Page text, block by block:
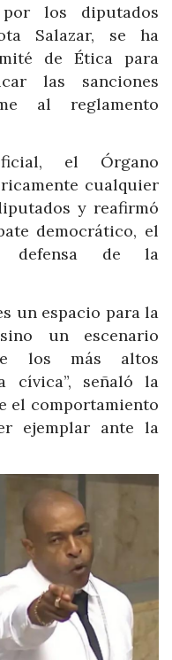
los diputados
Salazar, se ha
de Ética para
las sanciones
al reglamento
el Órgano
cualquier
y reafirmó
democrático, el
de la
un espacio para la
un escenario
los más altos
cívica”, señaló la
el comportamiento
ejemplar ante la